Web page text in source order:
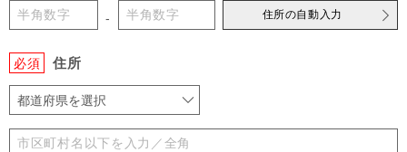
- 住所の自動入力
必須 住所
都道府県を選択